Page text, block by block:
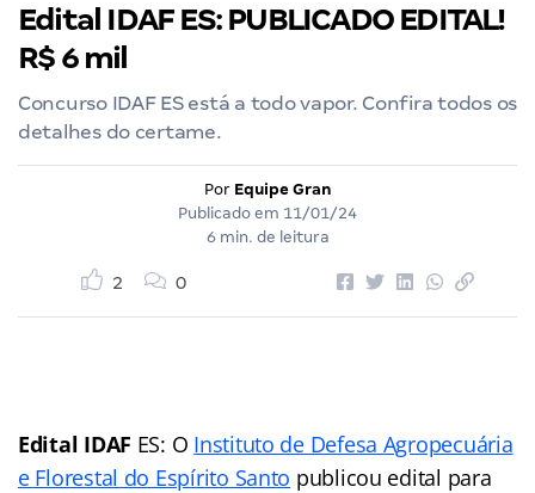
Edital IDAF ES: PUBLICADO EDITAL!
R$ 6 mil
Concurso IDAF ES está a todo vapor. Confira todos os
detalhes do certame.
Por Equipe Gran
Publicado em 11/01/24
6 min. de leitura
2 0
Edital IDAF ES: O Instituto de Defesa Agropecuária
e Florestal do Espírito Santo publicou edital para